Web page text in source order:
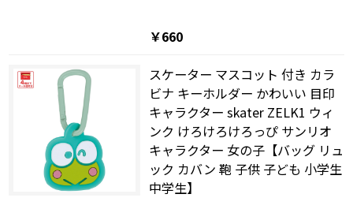
￥660
スケーター マスコット 付き カラ
ビナ キーホルダー かわいい 目印
キャラクター skater ZELK1 ウィ
ンク けろけろけろっぴ サンリオ
キャラクター 女の子【バッグ リュ
ック カバン 鞄 子供 子ども 小学生
中学生】